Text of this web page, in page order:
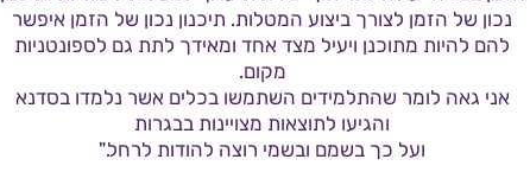
נכון של הזמן לצורך ביצוע המטלות. תיכנון נכון של הזמן איפשר
להם להיות מתוכנן ויעיל מצד אחד ומאידך לתת גם לספונטניות
מקום.
אני גאה לומר שהתלמידים השתמשו בכלים אשר נלמדו בסדנא
והגיעו לתוצאות מצויינות בבגרות
ועל כך בשמם ובשמי רוצה להודות לרחל."